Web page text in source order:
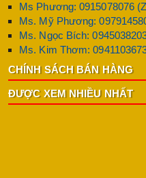
Ms Phương: 0915078076
Ms. Mỹ Phương:
Ms. Ngọc Bích:
Ms. Kim Thơm:
CHÍNH SÁCH BÁN HÀNG
ĐƯỢC XEM NHIỀU NHẤT